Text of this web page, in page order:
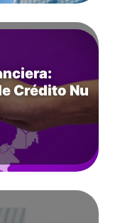
Crédito Nu